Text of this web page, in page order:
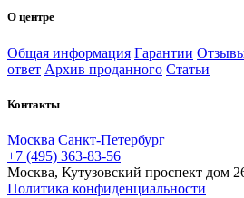
О центре
Общая информация Гарантии
ответ Архив проданного Статьи
Контакты
Москва Санкт-Петербург
+7 (495) 363-83-56
Москва, Кутузовский проспект дом
Политика конфиденциальности